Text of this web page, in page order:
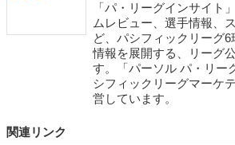
「パ・リーグインサイト
ムレビュー、選手情報、
ど、パシフィックリーグ
情報を展開する、リーグ
す。「パーソル パ・リー
シフィックリーグマーケ
営しています。
関連リンク